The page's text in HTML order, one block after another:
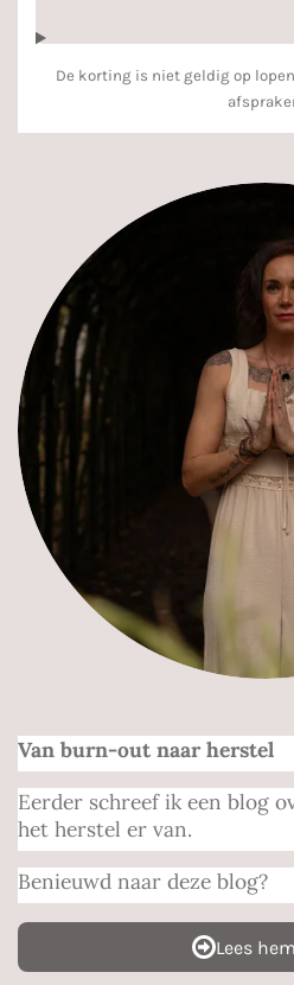
De korting is niet geldig op
Van burn-out naar herstel
Eerder schreef ik een blog
het herstel er van.
Benieuwd naar deze blog?
Lees